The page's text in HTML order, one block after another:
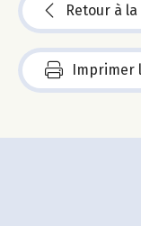
Retour à
Imprimer